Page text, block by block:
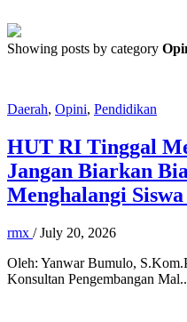
Showing posts by category
Daerah, Opini, Pendidikan
HUT RI Tinggal
Jangan Biarkan
Menghalangi
rmx / July 20, 2026
Oleh: Yanwar Bumulo,
Konsultan Pengembangan